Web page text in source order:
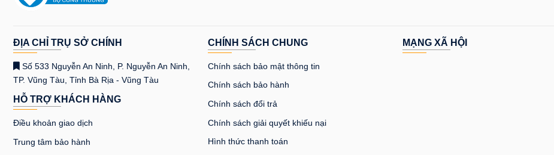
ĐỊA CHỈ TRỤ SỞ CHÍNH
Số 533 Nguyễn An Ninh, P. Nguyễn An Ninh,
TP. Vũng Tàu, Tỉnh Bà Rịa - Vũng Tàu
HỖ TRỢ KHÁCH HÀNG
Điều khoản giao dịch
Trung tâm bảo hành
CHÍNH SÁCH CHUNG
Chính sách bảo mật thông tin
Chính sách bảo hành
Chính sách đổi trả
Chính sách giải quyết khiếu nại
Hình thức thanh toán
MẠNG XÃ HỘI